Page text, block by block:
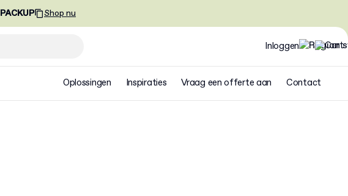
PACKUP Shop nu
Inloggen
Oplossingen Inspiraties Vraag een offerte aan Contact